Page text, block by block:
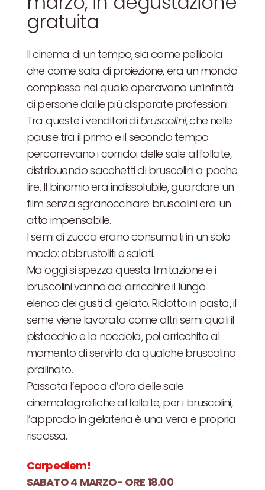
gratuita
Il cinema di un tempo, sia come pellicola
che come sala di proiezione, era un mondo
complesso nel quale operavano un’infinità
di persone dalle più disparate professioni.
Tra queste i venditori dibruscolini, che nelle
pause tra il primo e il secondo tempo
percorrevano i corridoi delle sale affollate,
distribuendo sacchetti di bruscolini a poche
lire. Il binomio era indissolubile, guardare un
film senza sgranocchiare bruscolini era un
atto impensabile.
I semi di zucca erano consumati in un solo
modo: abbrustoliti e salati.
Ma oggi si spezza questa limitazione e i
bruscolini vanno ad arricchire il lungo
elenco dei gusti di gelato. Ridotto in pasta, il
seme viene lavorato come altri semi quali il
pistacchio e la nocciola, poi arricchito al
momento di servirlo da qualche bruscolino
pralinato.
Passata l’epoca d’oro delle sale
cinematografiche affollate, per i bruscolini,
l’approdo in gelateria è una vera e propria
riscossa.
Carpediem!
SABATO 4 MARZO- ORE 18.00